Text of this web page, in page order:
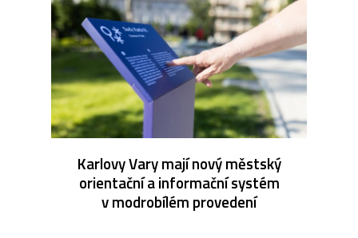
Karlovy Vary mají nový městský
orientační a informační systém
v modrobílém provedení